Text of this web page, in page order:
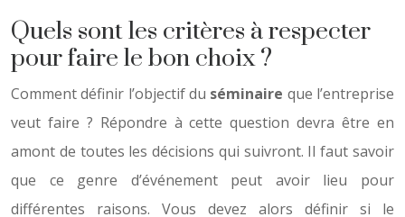
Quels sont les critères à respecter
pour faire le bon choix ?
Comment définir l’objectif du séminaire que l’entreprise
veut faire ? Répondre à cette question devra être en
amont de toutes les décisions qui suivront. Il faut savoir
que ce genre d’événement peut avoir lieu pour
différentes raisons. Vous devez alors définir si le